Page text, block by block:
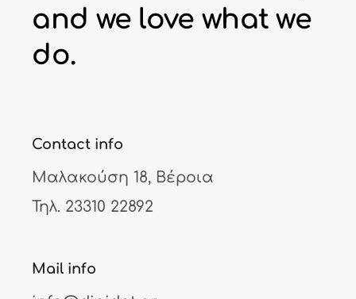
and we love what we
do.
Contact info
Μαλακούση 18, Βέροια
Τηλ. 23310 22892
Mail info